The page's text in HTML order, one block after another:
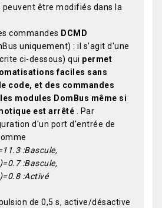
peuvent être modifiés dans la
commandes DCMD
uniquement) : il s'agit d'une
ci-dessous) qui permet
faciles sans
code, et des commandes
modules DomBus même si
est arrêté . Par
d'un port d'entrée de
:Bascule,
:Bascule,
:Activé
de 0,5 s, active/désactive